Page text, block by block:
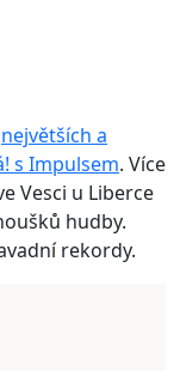
největších a
s Impulsem. Více
Vesci u Liberce
hudby.
rekordy.